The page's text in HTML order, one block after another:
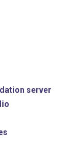
server